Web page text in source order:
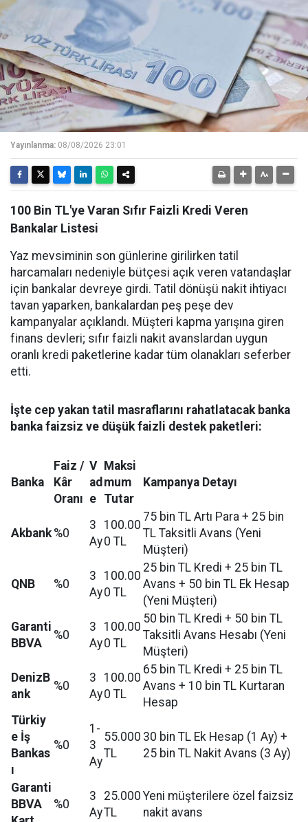
Yayınlanma: 08/08/2026 23:01
100 Bin TL'ye Varan Sıfır Faizli Kredi Veren
Bankalar Listesi
Yaz mevsiminin son günlerine girilirken tatil
harcamaları nedeniyle bütçesi açık veren vatandaşlar
için bankalar devreye girdi. Tatil dönüşü nakit ihtiyacı
tavan yaparken, bankalardan peş peşe dev
kampanyalar açıklandı. Müşteri kapma yarışına giren
finans devleri; sıfır faizli nakit avanslardan uygun
oranlı kredi paketlerine kadar tüm olanakları seferber
etti.
İşte cep yakan tatil masraflarını rahatlatacak banka
banka faizsiz ve düşük faizli destek paketleri:
Banka
Faiz /
Kâr
Oranı
V
ad
e
Maksi
mum
Tutar
Kampanya Detayı
Akbank %0
3
Ay
100.00
0 TL
75 bin TL Artı Para + 25 bin
TL Taksitli Avans (Yeni
Müşteri)
QNB %0
3
Ay
100.00
0 TL
25 bin TL Kredi + 25 bin TL
Avans + 50 bin TL Ek Hesap
(Yeni Müşteri)
Garanti
BBVA
%0
3
Ay
100.00
0 TL
50 bin TL Kredi + 50 bin TL
Taksitli Avans Hesabı (Yeni
Müşteri)
DenizB
ank
%0
3
Ay
100.00
0 TL
65 bin TL Kredi + 25 bin TL
Avans + 10 bin TL Kurtaran
Hesap
Türkiy
e İş
Bankas
ı
%0
1-
3
Ay
55.000
TL
30 bin TL Ek Hesap (1 Ay) +
25 bin TL Nakit Avans (3 Ay)
Garanti
BBVA
%0
3
Ay
25.000
TL
Yeni müşterilere özel faizsiz
nakit avans